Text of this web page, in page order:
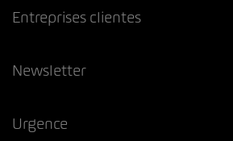
Entreprises clientes
Newsletter
Urgence